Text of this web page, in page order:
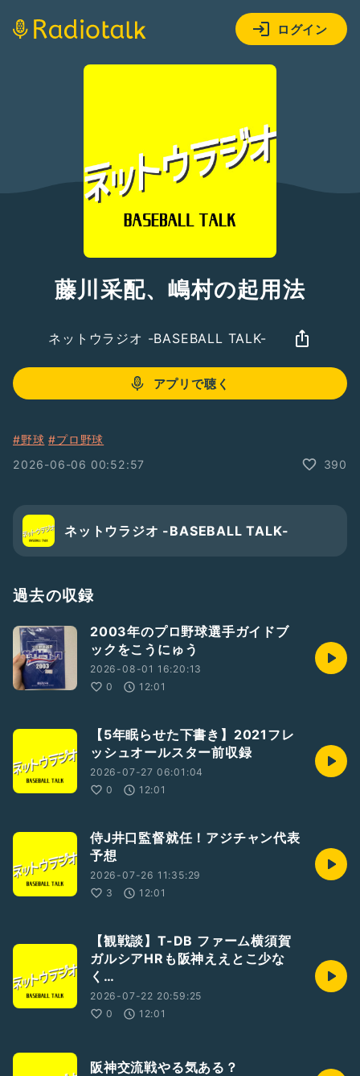
ログイン
藤川采配、嶋村の起用法
ネットウラジオ -BASEBALL TALK-
アプリで聴く
#野球 #プロ野球
2026-06-06 00:52:57
390
ネットウラジオ -BASEBALL TALK-
過去の収録
2003年のプロ野球選手ガイドブ
ックをこうにゅう
2026-08-01 16:20:13
0
12:01
【5年眠らせた下書き】2021フレ
ッシュオールスター前収録
2026-07-27 06:01:04
0
12:01
侍J井口監督就任！アジチャン代表
予想
2026-07-26 11:35:29
3
12:01
【観戦談】T-DB ファーム横須賀
ガルシアHRも阪神ええとこ少な
く…
2026-07-22 20:59:25
0
12:01
阪神交流戦やる気ある？